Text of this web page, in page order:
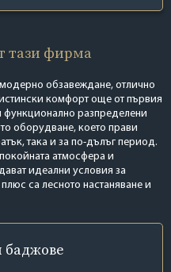
тази фирма
обзавеждане, отлично
комфорт още от първия
функционално разпределени
оборудване, което прави
така и за по-дълъг период.
атмосфера и
идеални условия за
са лесното настаняване и
баджове